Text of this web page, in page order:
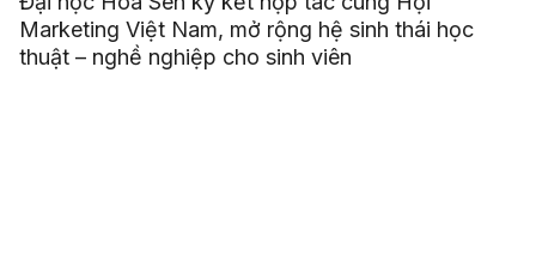
Marketing Việt Nam, mở rộng hệ sinh thái học
thuật – nghề nghiệp cho sinh viên